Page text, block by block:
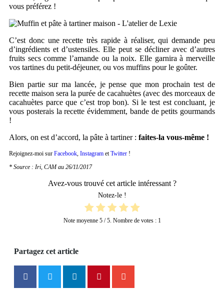
vous préférez !
C’est donc une recette très rapide à réaliser, qui demande peu
d’ingrédients et d’ustensiles. Elle peut se décliner avec d’autres
fruits secs comme l’amande ou la noix. Elle garnira à merveille
vos tartines du petit-déjeuner, ou vos muffins pour le goûter.
Bien partie sur ma lancée, je pense que mon prochain test de
recette maison sera la purée de cacahuètes (avec des morceaux de
cacahuètes parce que c’est trop bon). Si le test est concluant, je
vous posterais la recette évidemment, bande de petits gourmands
!
Alors, on est d’accord, la pâte à tartiner : faites-la vous-même !
Rejoignez-moi sur Facebook, Instagram etTwitter !
* Source : Iri, CAM au 26/11/2017
Avez-vous trouvé cet article intéressant ?
Notez-le !
Note moyenne 5/ 5. Nombre de votes : 1
Partagez cet article